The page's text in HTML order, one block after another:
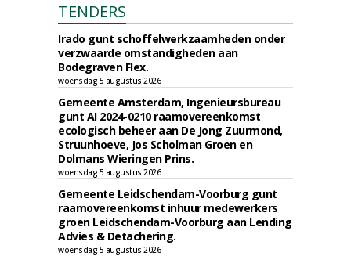
TENDERS
Irado gunt schoffelwerkzaamheden onder
verzwaarde omstandigheden aan
Bodegraven Flex.
woensdag 5 augustus 2026
Gemeente Amsterdam, Ingenieursbureau
gunt AI 2024-0210 raamovereenkomst
ecologisch beheer aan De Jong Zuurmond,
Struunhoeve, Jos Scholman Groen en
Dolmans Wieringen Prins.
woensdag 5 augustus 2026
Gemeente Leidschendam-Voorburg gunt
raamovereenkomst inhuur medewerkers
groen Leidschendam-Voorburg aan Lending
Advies & Detachering.
woensdag 5 augustus 2026